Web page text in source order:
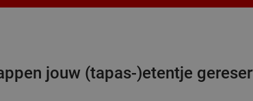
jouw (tapas-)etentje